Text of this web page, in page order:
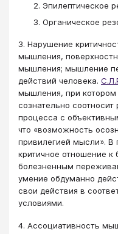
Эпилептическое
Органическое
3. Нарушение
мышления,
мышления; мышление
действий человека.
мышления, при котором
сознательно
процесса с
что «возможность
привилегией мысли». В
критичное отношение
болезненным
умение обдуманно
свои действия в
условиями.
4. Ассоциативность